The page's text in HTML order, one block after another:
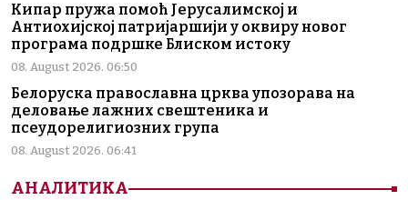
Кипар пружа помоћ Јерусалимској и
Антиохијској патријаршији у оквиру новог
програма подршке Блиском истоку
08. August 2026. 06:50
Белоруска православна црква упозорава на
деловање лажних свештеника и
псеудорелигиозних група
08. August 2026. 06:41
АНАЛИТИКА